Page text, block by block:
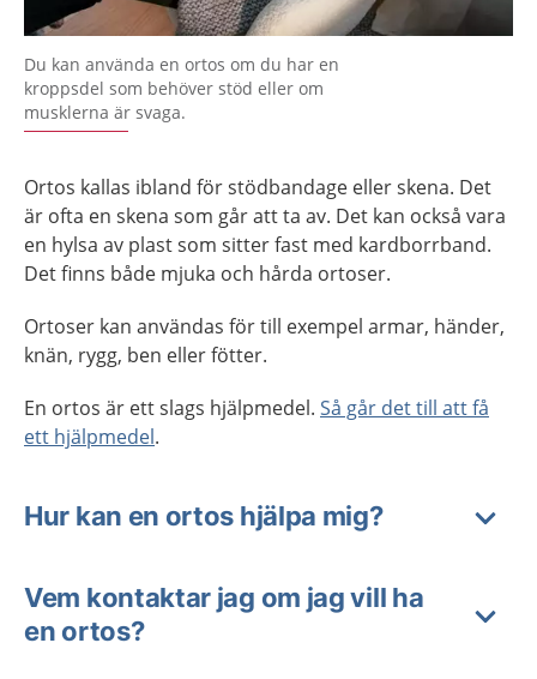
Du kan använda en ortos om du har en
kroppsdel som behöver stöd eller om
musklerna är svaga.
Ortos kallas ibland för stödbandage eller skena. Det
är ofta en skena som går att ta av. Det kan också vara
en hylsa av plast som sitter fast med kardborrband.
Det finns både mjuka och hårda ortoser.
Ortoser kan användas för till exempel armar, händer,
knän, rygg, ben eller fötter.
En ortos är ett slags hjälpmedel. Så går det till att få
ett hjälpmedel.
Hur kan en ortos hjälpa mig?
Vem kontaktar jag om jag vill ha
en ortos?